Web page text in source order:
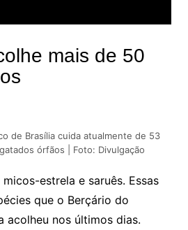
mais de 50
de Brasília cuida atualmente de 53
órfãos | Foto: Divulgação
estrela e saruês. Essas
que o Berçário do
acolheu nos últimos dias.